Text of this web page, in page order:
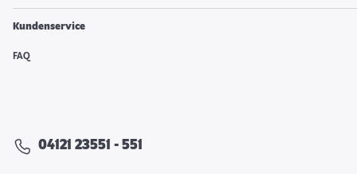
Kundenservice
FAQ
04121 23551 - 551